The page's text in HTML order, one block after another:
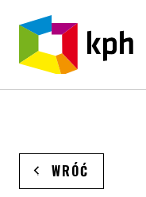
PRZEJDŹ DO TREŚCI
WRÓĆ